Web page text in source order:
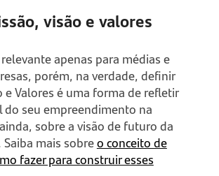
visão e valores
apenas para médias e
porém, na verdade, definir
e Valores é uma forma de refletir
do seu empreendimento na
sobre a visão de futuro da
mais sobreo conceito de
fazer para construir esses